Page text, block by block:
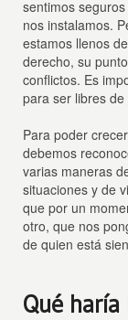
sentimos
nos instalamos.
estamos llenos
derecho, su
conflictos. Es
para ser libres
Para poder
debemos
varias maneras
situaciones y de
que por un
otro, que nos
de quien está
Qué haría